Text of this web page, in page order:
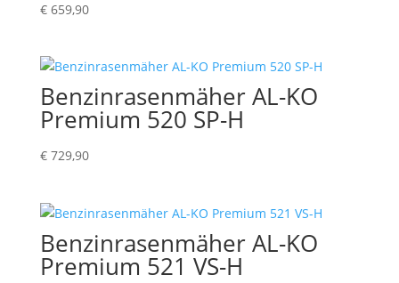
€659,90
Benzinrasenmäher AL-KO
Premium 520 SP-H
€729,90
Benzinrasenmäher AL-KO
Premium 521 VS-H